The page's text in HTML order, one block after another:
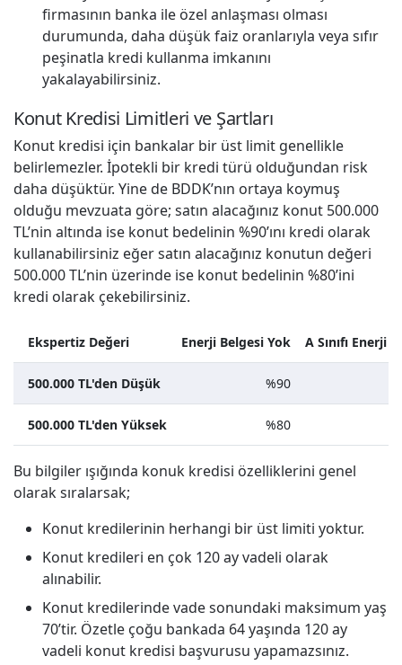
firmasının banka ile özel anlaşması olması
durumunda, daha düşük faiz oranlarıyla veya sıfır
peşinatla kredi kullanma imkanını
yakalayabilirsiniz.
Konut Kredisi Limitleri ve Şartları
Konut kredisi için bankalar bir üst limit genellikle
belirlemezler. İpotekli bir kredi türü olduğundan risk
daha düşüktür. Yine de BDDK’nın ortaya koymuş
olduğu mevzuata göre; satın alacağınız konut 500.000
TL’nin altında ise konut bedelinin %90’ını kredi olarak
kullanabilirsiniz eğer satın alacağınız konutun değeri
500.000 TL’nin üzerinde ise konut bedelinin %80’ini
kredi olarak çekebilirsiniz.
Ekspertiz Değeri Enerji Belgesi Yok A Sınıfı Enerji
500.000 TL'den Düşük %90
500.000 TL'den Yüksek %80
Bu bilgiler ışığında konuk kredisi özelliklerini genel
olarak sıralarsak;
Konut kredilerinin herhangi bir üst limiti yoktur.
Konut kredileri en çok 120 ay vadeli olarak
alınabilir.
Konut kredilerinde vade sonundaki maksimum yaş
70’tir. Özetle çoğu bankada 64 yaşında 120 ay
vadeli konut kredisi başvurusu yapamazsınız.